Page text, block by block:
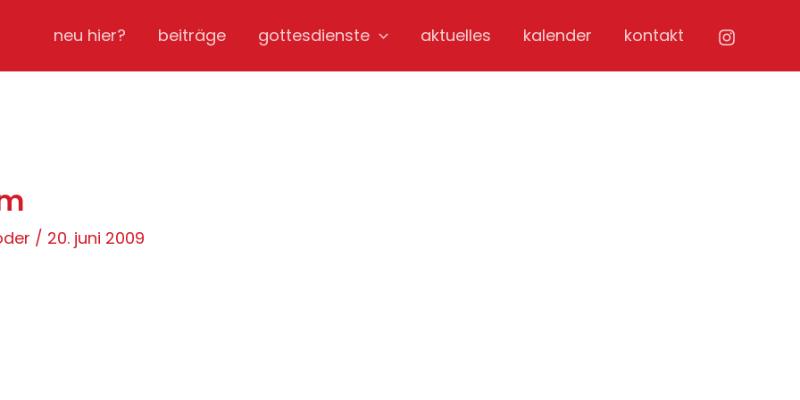
neu hier? beiträge gottesdienste aktuelles kalender kontakt
/ 20. juni 2009